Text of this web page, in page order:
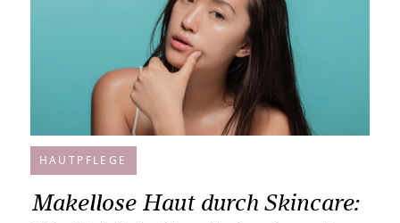
HAUTPFLEGE
Makellose Haut durch Skincare: